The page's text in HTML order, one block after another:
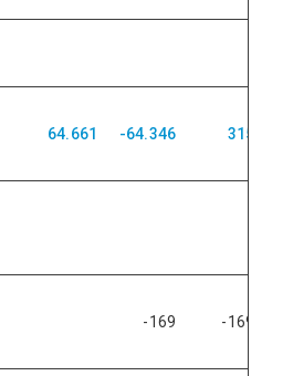
64.661 -64.346 315
-169 -169